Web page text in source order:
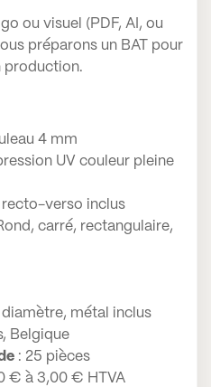
ou visuel (PDF, AI, ou
préparons un BAT pour
production.
4 mm
UV couleur pleine
recto-verso inclus
carré, rectangulaire,
diamètre, métal inclus
Belgique
: 25 pièces
€ à 3,00 € HTVA